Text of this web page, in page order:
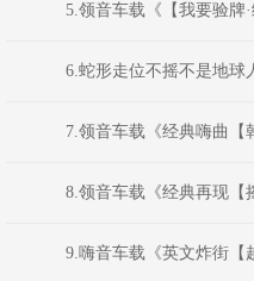
NO.6】劲爆电音》(Dj音少Mix)
5.领音车载《【我要验牌
乐杯·韩风Bounce电音派对》颍上
6.蛇形走位不摇不是地球
局-宁音社音乐文化
7.领音车载《经典嗨曲【
音炮》(Dj红仔Mix)
8.领音车载《经典再现【
红仔Mix)9.嗨音车载《英文炸街【